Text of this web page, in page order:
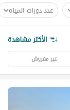
عدد دورات المياه
الأكثر مشاهدة
غير مفروش